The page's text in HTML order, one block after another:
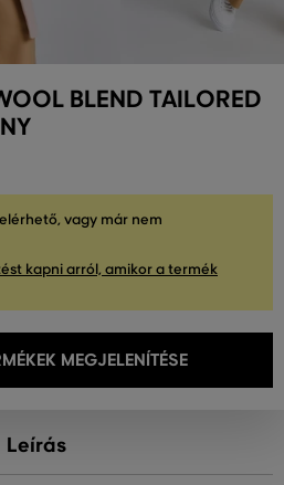
BLEND TAILORED
vagy már nem
kapni arról, amikor a termék
MEGJELENÍTÉSE
Leírás